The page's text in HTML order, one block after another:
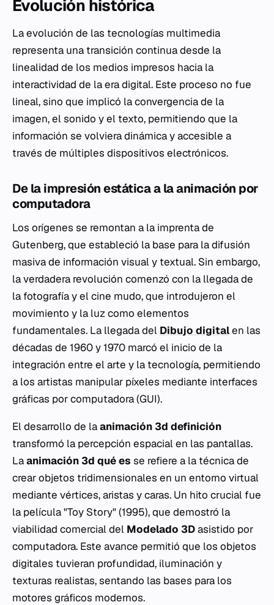
Evolución histórica
La evolución de las tecnologías multimedia
representa una transición continua desde la
linealidad de los medios impresos hacia la
interactividad de la era digital. Este proceso no fue
lineal, sino que implicó la convergencia de la
imagen, el sonido y el texto, permitiendo que la
información se volviera dinámica y accesible a
través de múltiples dispositivos electrónicos.
De la impresión estática a la animación por
computadora
Los orígenes se remontan a la imprenta de
Gutenberg, que estableció la base para la difusión
masiva de información visual y textual. Sin embargo,
la verdadera revolución comenzó con la llegada de
la fotografía y el cine mudo, que introdujeron el
movimiento y la luz como elementos
fundamentales. La llegada del Dibujo digitalen las
décadas de 1960 y 1970 marcó el inicio de la
integración entre el arte y la tecnología, permitiendo
a los artistas manipular píxeles mediante interfaces
gráficas por computadora (GUI).
El desarrollo de laanimación 3d definición
transformó la percepción espacial en las pantallas.
Laanimación 3d qué es se refiere a la técnica de
crear objetos tridimensionales en un entorno virtual
mediante vértices, aristas y caras. Un hito crucial fue
la película "Toy Story" (1995), que demostró la
viabilidad comercial del Modelado 3Dasistido por
computadora. Este avance permitió que los objetos
digitales tuvieran profundidad, iluminación y
texturas realistas, sentando las bases para los
motores gráficos modernos.